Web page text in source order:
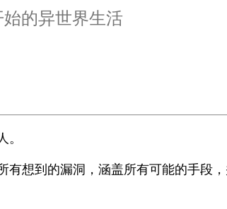
始的异世界生活
想到的漏洞，涵盖所有可能的手段